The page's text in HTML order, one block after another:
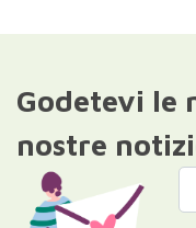
Godetevi le
nostre